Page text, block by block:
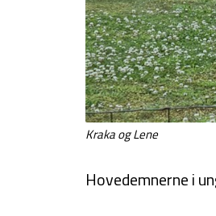
Kraka og Lene
Hovedemnerne i